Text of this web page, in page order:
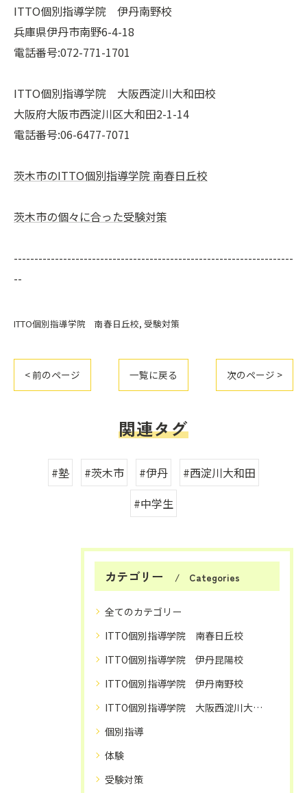
ITTO個別指導学院 伊丹南野校
兵庫県伊丹市南野6-4-18
電話番号:072-771-1701
ITTO個別指導学院 大阪西淀川大和田校
大阪府大阪市西淀川区大和田2-1-14
電話番号:06-6477-7071
茨木市のITTO個別指導学院 南春日丘校
茨木市の個々に合った受験対策
--------------------------------------------------------------------
--
ITTO個別指導学院 南春日丘校 受験対策
< 前のページ 一覧に戻る 次のページ >
関連タグ
#塾 #茨木市 #伊丹
#西淀川大和田
#中学生
カテゴリー Categories
全てのカテゴリー
ITTO個別指導学院 南春日丘校
ITTO個別指導学院 伊丹昆陽校
ITTO個別指導学院 伊丹南野校
ITTO個別指導学院 大阪西淀川大和田校
個別指導
体験
受験対策